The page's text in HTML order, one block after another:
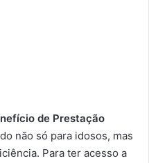
de Prestação
não só para idosos, mas
Para ter acesso a